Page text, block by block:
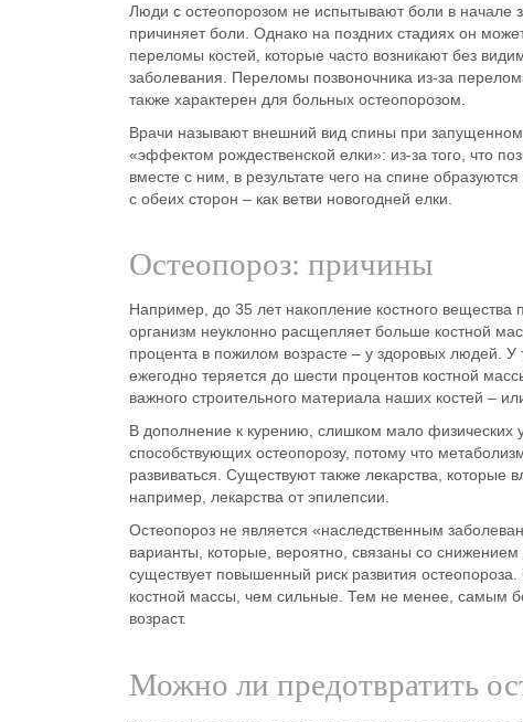
Люди с остеопорозом не испытывают боли в начале
причиняет боли. Однако на поздних стадиях он
переломы костей, которые часто возникают без
заболевания. Переломы позвоночника из-за
также характерен для больных остеопорозом.
Врачи называют внешний вид спины при
«эффектом рождественской елки»: из-за того, что
вместе с ним, в результате чего на спине
с обеих сторон – как ветви новогодней елки.
Остеопороз: причины
Например, до 35 лет накопление костного вещества
организм неуклонно расщепляет больше костной
процента в пожилом возрасте – у здоровых людей. У
ежегодно теряется до шести процентов костной
важного строительного материала наших костей –
В дополнение к курению, слишком мало физических
способствующих остеопорозу, потому что
развиваться. Существуют также лекарства, которые
например, лекарства от эпилепсии.
Остеопороз не является «наследственным
варианты, которые, вероятно, связаны со
существует повышенный риск развития
костной массы, чем сильные. Тем не менее, самым
возраст.
Можно ли предотвратить